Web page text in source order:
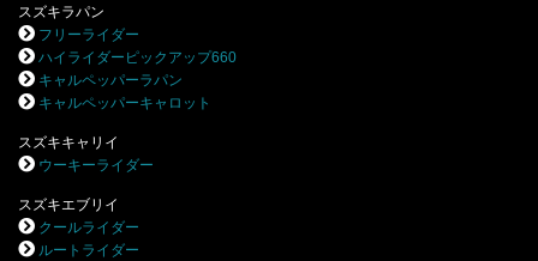
スズキラパン
フリーライダー
ハイライダーピックアップ660
キャルペッパーラパン
キャルペッパーキャロット
スズキキャリイ
ウーキーライダー
スズキエブリイ
クールライダー
ルートライダー